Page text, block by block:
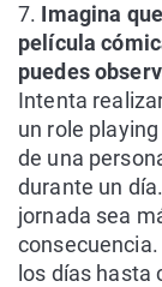
7. Imagina
película
puedes
Intenta
un role
de una
durante un
jornada sea
los días